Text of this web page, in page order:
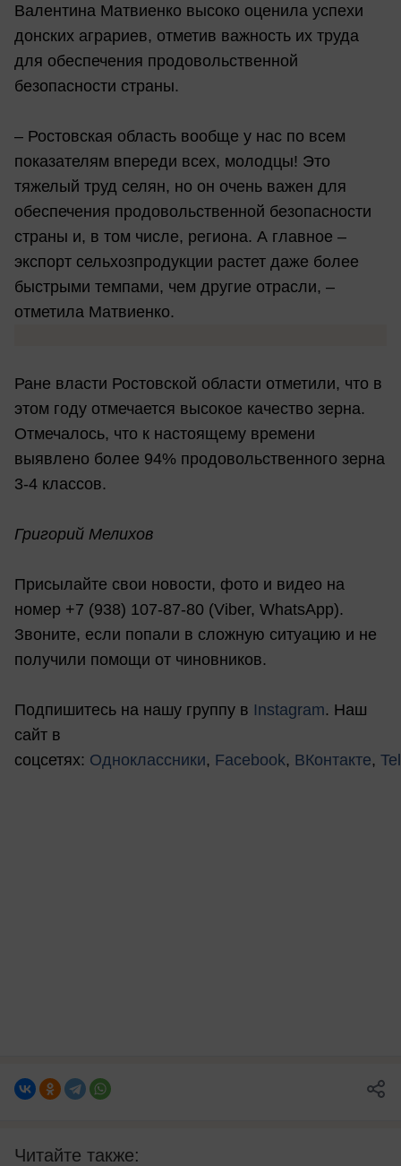
Валентина Матвиенко высоко оценила успехи
донских аграриев, отметив важность их труда
для обеспечения продовольственной
безопасности страны.
– Ростовская область вообще у нас по всем
показателям впереди всех, молодцы! Это
тяжелый труд селян, но он очень важен для
обеспечения продовольственной безопасности
страны и, в том числе, региона. А главное –
экспорт сельхозпродукции растет даже более
быстрыми темпами, чем другие отрасли, –
отметила Матвиенко.
Ране власти Ростовской области отметили, что в
этом году отмечается высокое качество зерна.
Отмечалось, что к настоящему времени
выявлено более 94% продовольственного зерна
3-4 классов.
Григорий Мелихов
Присылайте свои новости, фото и видео на
номер +7 (938) 107-87-80 (Viber, WhatsApp).
Звоните, если попали в сложную ситуацию и не
получили помощи от чиновников.
Подпишитесь на нашу группу в Instagram. Наш
сайт в
соцсетях: Одноклассники, Facebook, ВКонтакте,
Читайте также: